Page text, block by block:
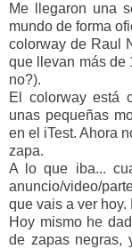
Me llegaron una
mundo de forma
colorway de Raul
que llevan más de
no?).
El colorway está
unas pequeñas
en el iTest. Ahora
zapa.
A lo que iba...
anuncio/video/
que vais a ver
Hoy mismo he
de zapas negras,